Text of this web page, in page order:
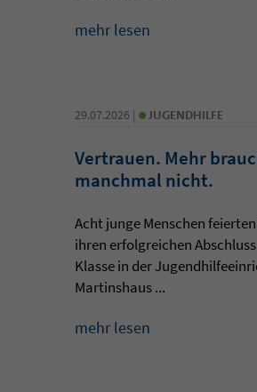
mehr lesen
29.07.2026 | • JUGENDHILFE
Vertrauen. Mehr
manchmal nicht.
Acht junge Menschen
ihren erfolgreichen
Klasse in der
Martinshaus ...
mehr lesen